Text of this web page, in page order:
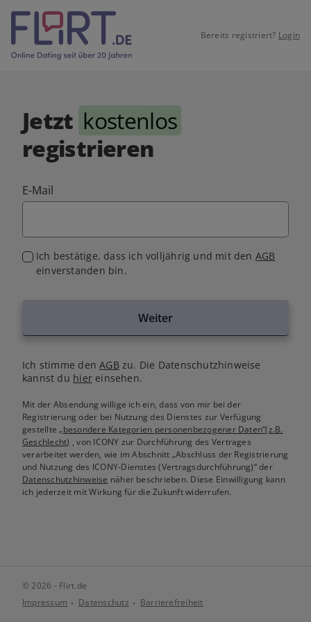
Bereits registriert? Login
Jetzt kostenlos
registrieren
E-Mail
Ich bestätige, dass ich volljährig und mit den AGB
einverstanden bin.
Weiter
Ich stimme denAGB zu. Die Datenschutzhinweise
kannst du hiereinsehen.
Mit der Absendung willige ich ein, dass von mir bei der
Registrierung oder bei Nutzung des Dienstes zur Verfügung
gestellte„besondere Kategorien personenbezogener Daten“(z.B.
Geschlecht) , von ICONY zur Durchführung des Vertrages
verarbeitet werden, wie im Abschnitt „Abschluss der Registrierung
und Nutzung des ICONY-Dienstes (Vertragsdurchführung)“ der
Datenschutzhinweise näher beschrieben. Diese Einwilligung kann
ich jederzeit mit Wirkung für die Zukunft widerrufen.
© 2026 - Flirt.de
Impressum
Datenschutz Barrierefreiheit